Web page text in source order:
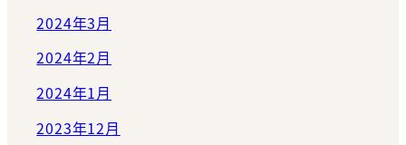
2024年3月
2024年2月
2024年1月
2023年12月